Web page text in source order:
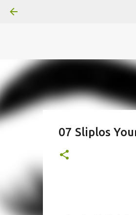
Superheldenserien
07 Sliplos